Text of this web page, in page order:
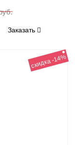
Заказать
скидка -14%